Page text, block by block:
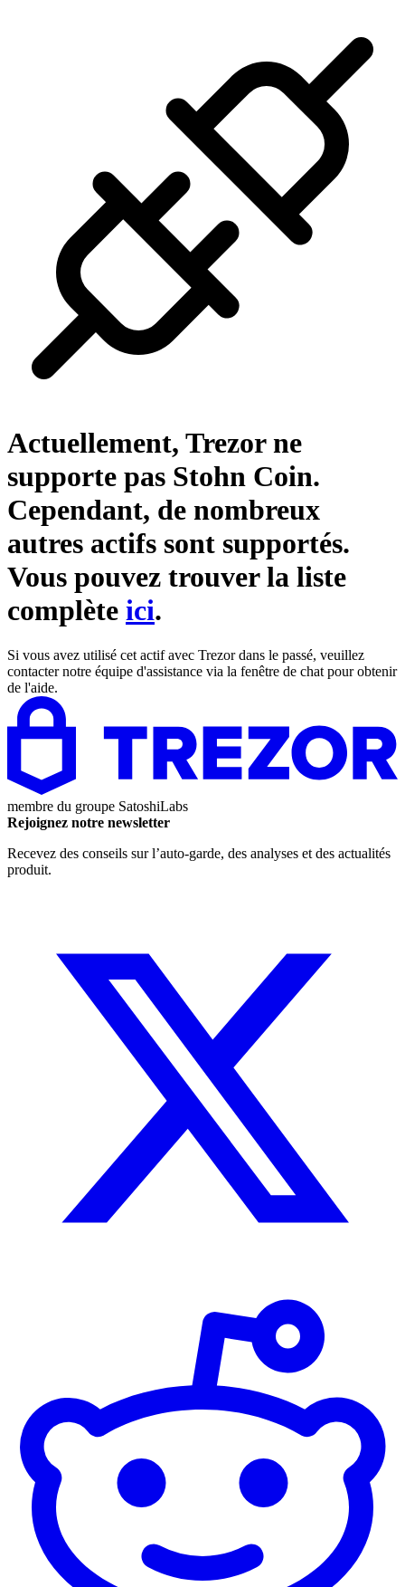
Actuellement, Trezor ne
supporte pas Stohn Coin.
Cependant, de nombreux
autres actifs sont supportés.
Vous pouvez trouver la liste
complète ici.
Si vous avez utilisé cet actif avec Trezor dans le passé, veuillez
contacter notre équipe d'assistance via la fenêtre de chat pour obtenir
de l'aide.
membre du groupe SatoshiLabs
Rejoignez notre newsletter
Recevez des conseils sur l’auto-garde, des analyses et des actualités
produit.